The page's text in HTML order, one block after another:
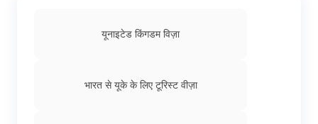
यूनाइटेड किंगडम विज़ा
भारत से यूके के लिए टूरिस्ट वीज़ा